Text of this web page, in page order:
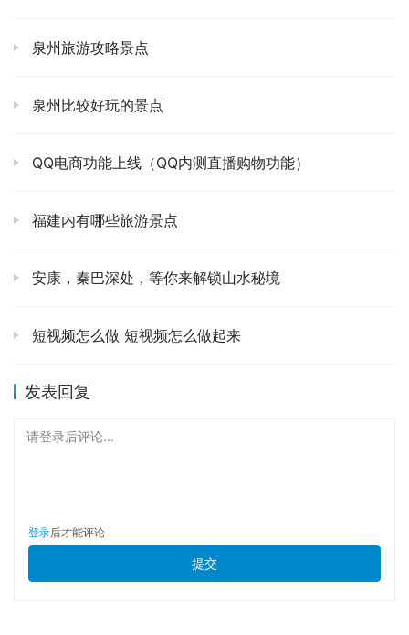
染，都带着匠人的温度，忍不住会带几件回家，不为别的，
朴，也更生活化。白族民居的建筑风格特别有韵味，那种
脆，甜而不腻，简直是味蕾的巅峰体验。我当时是在一家老
口，酥皮咔嚓作响，里面的馅料软糯甜香，配上一杯热茶，
田随着风摇曳，像绿色的波浪，美得让人心醉，在这里，你
⛰️ 苍山，大理的守护神，它的存在，让洱海显得更加深
邃，让古城多了一份依靠。我选择了乘坐感通索道上山，虽
漫步，路边的野花开得正盛，时不时还有小松鼠从树丛中窜
出来，那种和大自然亲近的感觉，真是妙不可言。如果你体
力好，也可以选择徒步一部分路段，更深入地感受苍山的雄
泉州旅游攻略景点
泉州比较好玩的景点
QQ电商功能上线（QQ内测直播购物功能）
福建内有哪些旅游景点
安康，秦巴深处，等你来解锁山水秘境
短视频怎么做 短视频怎么做起来
发表回复
请登录后评论...
登录后才能评论
提交